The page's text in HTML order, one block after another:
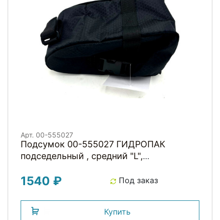
Арт. 00-555027
Подсумок 00-555027 ГИДРОПАК
подседельный , средний "L",
клипсовые застежки, черный HORST
1540 ₽ Под заказ
Купить